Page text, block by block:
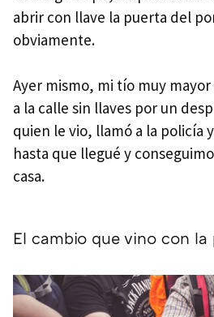
abrir con llave la puerta del
obviamente.
Ayer mismo, mi tío muy
a la calle sin llaves por un
quien le vio, llamó a la policía
hasta que llegué y
casa.
El cambio que vino con la